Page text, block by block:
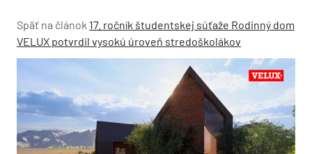
Späť na článok 17. ročník študentskej súťaže Rodinný dom
VELUX potvrdil vysokú úroveň stredoškolákov